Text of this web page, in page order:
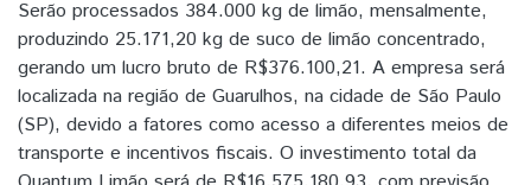
Serão processados 384.000 kg de limão, mensalmente,
produzindo 25.171,20 kg de suco de limão concentrado,
gerando um lucro bruto de R$376.100,21. A empresa será
localizada na região de Guarulhos, na cidade de São Paulo
(SP), devido a fatores como acesso a diferentes meios de
transporte e incentivos fiscais. O investimento total da